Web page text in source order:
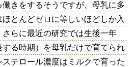
きをするそうですが、母乳に多
ほとんどゼロに等しいほどしか入
らに最近の研究では生後一年
する時期）を母乳だけで育てられ
テロール濃度はミルクで育った